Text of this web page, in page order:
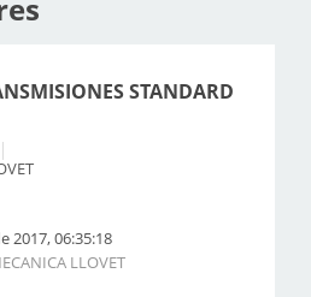
STANDARD
2017, 06:35:18
LLOVET